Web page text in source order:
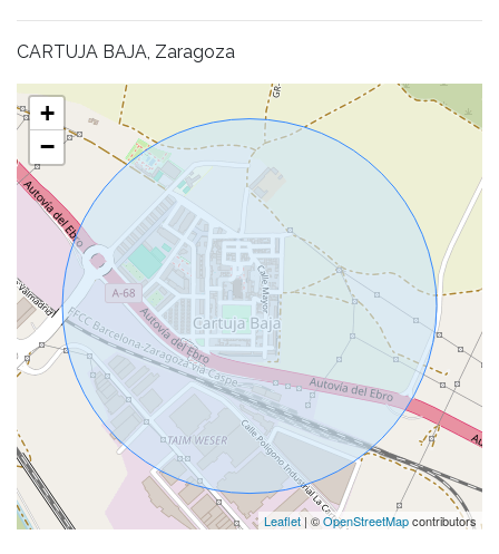
CARTUJA BAJA, Zaragoza
+
−
Leaflet | ©OpenStreetMapcontributors